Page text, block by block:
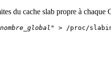
du cache slab propre à